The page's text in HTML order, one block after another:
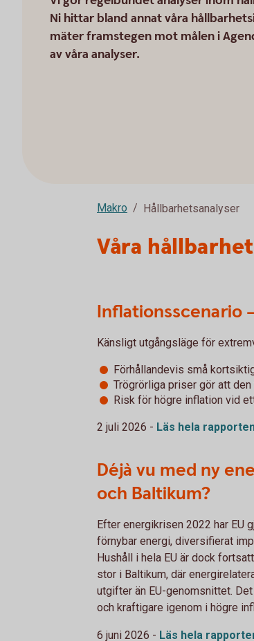
Ni hittar bland annat våra
mäter framstegen mot målen i
av våra analyser.
Makro Hållbarhetsanalyser
Våra
Inflationsscenario
Känsligt utgångsläge för
Förhållandevis små
Trögrörliga priser gör att
Risk för högre inflation vid
2 juli 2026 - Läs hela
Déjà vu med ny
och Baltikum?
Efter energikrisen 2022 har EU
förnybar energi, diversifierat
Hushåll i hela EU är dock
stor i Baltikum, där
utgifter än EU-genomsnittet.
och kraftigare igenom i högre
6 juni 2026 - Läs hela